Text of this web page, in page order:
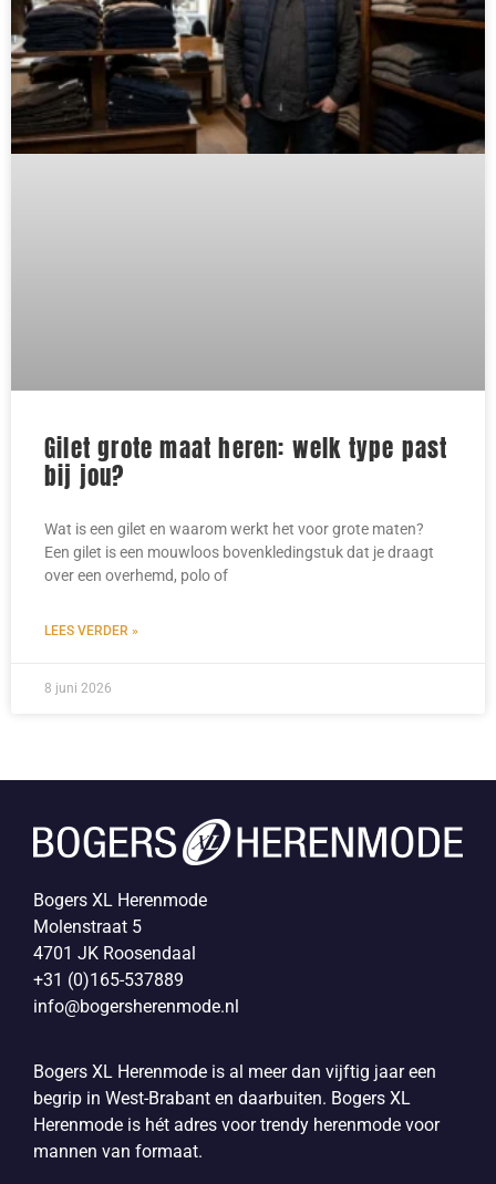
Gilet grote maat heren: welk type past
bij jou?
Wat is een gilet en waarom werkt het voor grote maten?
Een gilet is een mouwloos bovenkledingstuk dat je draagt
over een overhemd, polo of
LEES VERDER »
8 juni 2026
Bogers XL Herenmode
Molenstraat 5
4701 JK Roosendaal
+31 (0)165-537889
info@bogersherenmode.nl
Bogers XL Herenmode is al meer dan vijftig jaar een
begrip in West-Brabant en daarbuiten. Bogers XL
Herenmode is hét adres voor trendy herenmode voor
mannen van formaat.